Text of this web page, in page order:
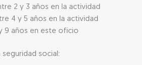
2 y 3 años en la actividad
4 y 5 años en la actividad
9 años en este oficio
seguridad social: